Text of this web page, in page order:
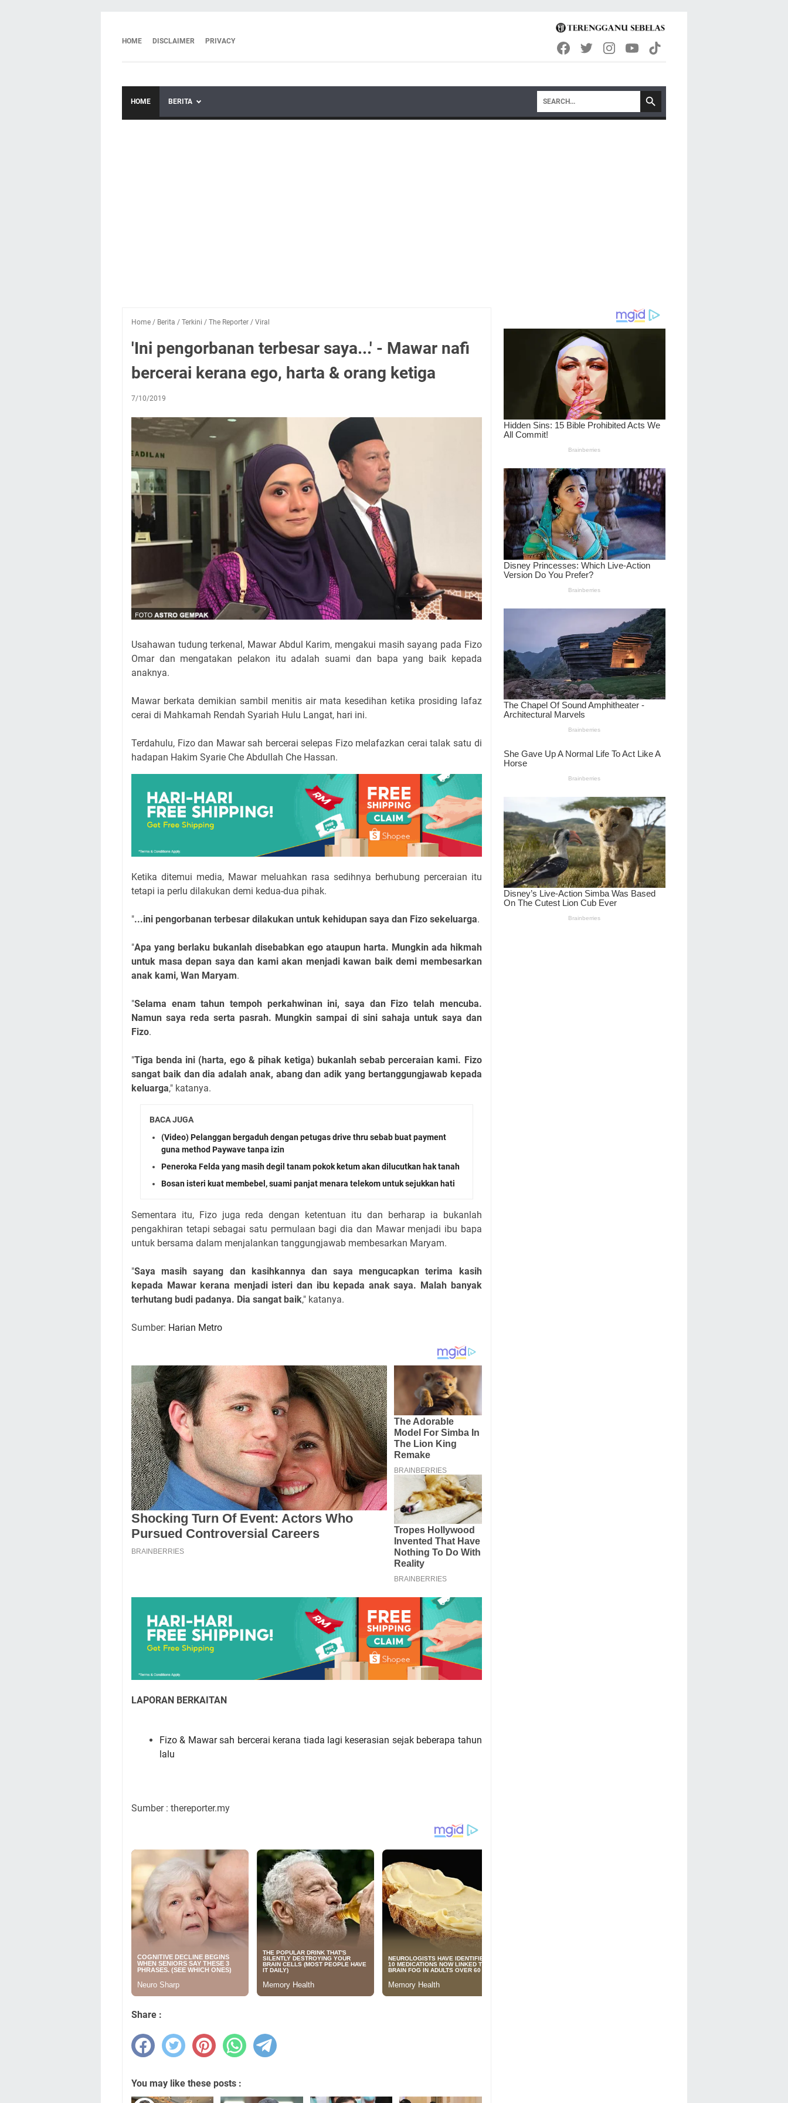
HOME DISCLAIMER PRIVACY
HOME BERITA
Home / Berita / Terkini / The Reporter / Viral
'Ini pengorbanan terbesar saya...' - Mawar nafi
bercerai kerana ego, harta & orang ketiga
7/10/2019
Usahawan tudung terkenal, Mawar Abdul Karim, mengakui masih sayang pada Fizo
Omar dan mengatakan pelakon itu adalah suami dan bapa yang baik kepada
anaknya.
Mawar berkata demikian sambil menitis air mata kesedihan ketika prosiding lafaz
cerai di Mahkamah Rendah Syariah Hulu Langat, hari ini.
Terdahulu, Fizo dan Mawar sah bercerai selepas Fizo melafazkan cerai talak satu di
hadapan Hakim Syarie Che Abdullah Che Hassan.
Ketika ditemui media, Mawar meluahkan rasa sedihnya berhubung perceraian itu
tetapi ia perlu dilakukan demi kedua-dua pihak.
"...ini pengorbanan terbesar dilakukan untuk kehidupan saya dan Fizo sekeluarga.
"Apa yang berlaku bukanlah disebabkan ego ataupun harta. Mungkin ada hikmah
untuk masa depan saya dan kami akan menjadi kawan baik demi membesarkan
anak kami, Wan Maryam.
"Selama enam tahun tempoh perkahwinan ini, saya dan Fizo telah mencuba.
Namun saya reda serta pasrah. Mungkin sampai di sini sahaja untuk saya dan
Fizo.
"Tiga benda ini (harta, ego & pihak ketiga) bukanlah sebab perceraian kami. Fizo
sangat baik dan dia adalah anak, abang dan adik yang bertanggungjawab kepada
keluarga," katanya.
BACA JUGA
(Video) Pelanggan bergaduh dengan petugas drive thru sebab buat payment
guna method Paywave tanpa izin
Peneroka Felda yang masih degil tanam pokok ketum akan dilucutkan hak tanah
Bosan isteri kuat membebel, suami panjat menara telekom untuk sejukkan hati
Sementara itu, Fizo juga reda dengan ketentuan itu dan berharap ia bukanlah
pengakhiran tetapi sebagai satu permulaan bagi dia dan Mawar menjadi ibu bapa
untuk bersama dalam menjalankan tanggungjawab membesarkan Maryam.
"Saya masih sayang dan kasihkannya dan saya mengucapkan terima kasih
kepada Mawar kerana menjadi isteri dan ibu kepada anak saya. Malah banyak
terhutang budi padanya. Dia sangat baik," katanya.
Sumber: Harian Metro
LAPORAN BERKAITAN
Fizo & Mawar sah bercerai kerana tiada lagi keserasian sejak beberapa tahun
lalu
Sumber : thereporter.my
Share :
You may like these posts :